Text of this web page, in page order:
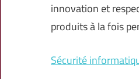
innovation et
produits à la fois
Sécurité